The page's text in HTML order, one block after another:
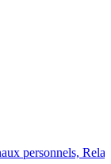
personnels,